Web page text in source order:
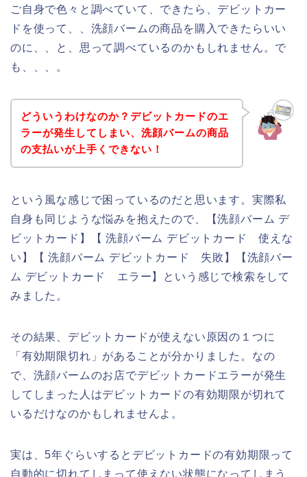
ご自身で色々と調べていて、できたら、デビットカー
ドを使って、、洗顔バームの商品を購入できたらいい
のに、、と、思って調べているのかもしれません。で
も、、、。
どういうわけなのか？デビットカードのエ
ラーが発生してしまい、洗顔バームの商品
の支払いが上手くできない！
という風な感じで困っているのだと思います。実際私
自身も同じような悩みを抱えたので、【洗顔バーム デ
ビットカード】【 洗顔バーム デビットカード 使えな
い】【 洗顔バーム デビットカード 失敗】【洗顔バー
ム デビットカード エラー】という感じで検索をして
みました。
その結果、デビットカードが使えない原因の１つに
「有効期限切れ」があることが分かりました。なの
で、洗顔バームのお店でデビットカードエラーが発生
してしまった人はデビットカードの有効期限が切れて
いるだけなのかもしれませんよ。
実は、5年ぐらいするとデビットカードの有効期限って
自動的に切れてしまって使えない状態になってしまう